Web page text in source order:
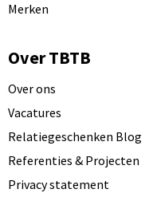
Merken
Over TBTB
Over ons
Vacatures
Relatiegeschenken Blog
Referenties & Projecten
Privacy statement